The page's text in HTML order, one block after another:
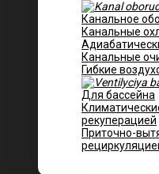
Канальное
Канальные
Канальные
Гибкие
Для бассейна
рекуперацией
Приточно-